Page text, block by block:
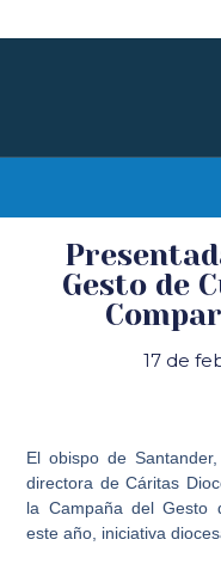
Gesto de
17 de
El obispo de
directora de Cáritas
la Campaña del Gesto
este año, iniciativa